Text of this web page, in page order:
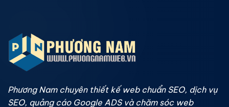
Phương Nam chuyên thiết kế web chuẩn SEO, dịch vụ
SEO, quảng cáo Google ADS và chăm sóc web